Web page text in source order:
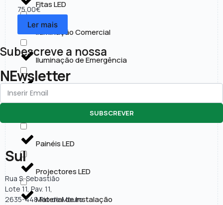
Fitas LED
Iluminação Comercial
Iluminação de Emergência
Iluminação Exterior
Painéis LED
Projectores LED
Material de Instalação
75.00€
Ler mais
Subescreve a nossa
NEwsletter
SUBSCREVER
Sul
Rua S. Sebastião
Lote 11, Pav. 11,
2635-448 Rio de Mouro